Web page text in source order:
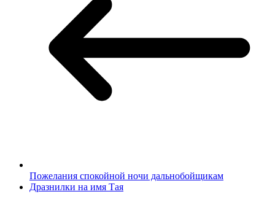
Пожелания спокойной ночи дальнобойщикам
Дразнилки на имя Тая